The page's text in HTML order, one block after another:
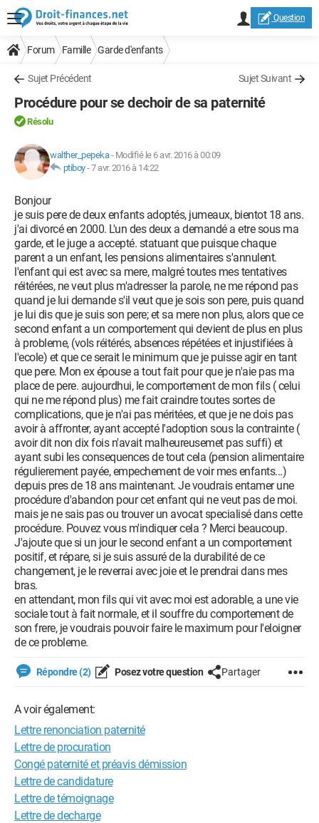
Question
Forum Famille Garde d'enfants
Sujet Précédent Sujet Suivant
Procédure pour se dechoir de sa paternité
Résolu
walther_pepeka- Modifié le 6 avr. 2016 à 00:09
ptiboy-7 avr. 2016 à 14:22
Bonjour
je suis pere de deux enfants adoptés, jumeaux, bientot 18 ans.
j'ai divorcé en 2000. L'un des deux a demandé a etre sous ma
garde, et le juge a accepté. statuant que puisque chaque
parent a un enfant, les pensions alimentaires s'annulent.
l'enfant qui est avec sa mere, malgré toutes mes tentatives
réitérées, ne veut plus m'adresser la parole, ne me répond pas
quand je lui demande s'il veut que je sois son pere, puis quand
je lui dis que je suis son pere; et sa mere non plus, alors que ce
second enfant a un comportement qui devient de plus en plus
à probleme, (vols réitérés, absences répétées et injustifiées à
l'ecole) et que ce serait le minimum que je puisse agir en tant
que pere. Mon ex épouse a tout fait pour que je n'aie pas ma
place de pere. aujourdhui, le comportement de mon fils ( celui
qui ne me répond plus) me fait craindre toutes sortes de
complications, que je n'ai pas méritées, et que je ne dois pas
avoir à affronter, ayant accepté l'adoption sous la contrainte (
avoir dit non dix fois n'avait malheureusemet pas suffi) et
ayant subi les consequences de tout cela (pension alimentaire
régulierement payée, empechement de voir mes enfants...)
depuis pres de 18 ans maintenant. Je voudrais entamer une
procédure d'abandon pour cet enfant qui ne veut pas de moi.
mais je ne sais pas ou trouver un avocat specialisé dans cette
procédure. Pouvez vous m'indiquer cela ? Merci beaucoup.
J'ajoute que si un jour le second enfant a un comportement
positif, et répare, si je suis assuré de la durabilité de ce
changement, je le reverrai avec joie et le prendrai dans mes
bras.
en attendant, mon fils qui vit avec moi est adorable, a une vie
sociale tout à fait normale, et il souffre du comportement de
son frere, je voudrais pouvoir faire le maximum pour l'eloigner
de ce probleme.
Répondre (2) Posez votre question Partager
A voir également:
Lettre renonciation paternité
Lettre de procuration
Congé paternité et préavis démission
Lettre de candidature
Lettre de témoignage
Lettre de decharge